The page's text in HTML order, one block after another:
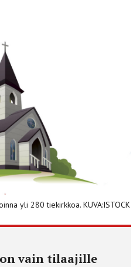
yli 280 tiekirkkoa. KUVA:ISTOCK
vain tilaajille